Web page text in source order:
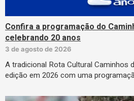
Confira a programação do
celebrando 20 anos
3 de agosto de 2026
A tradicional Rota Cultural Caminhos
edição em 2026 com uma